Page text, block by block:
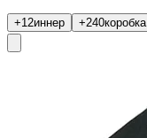
+12иннер +240коробка